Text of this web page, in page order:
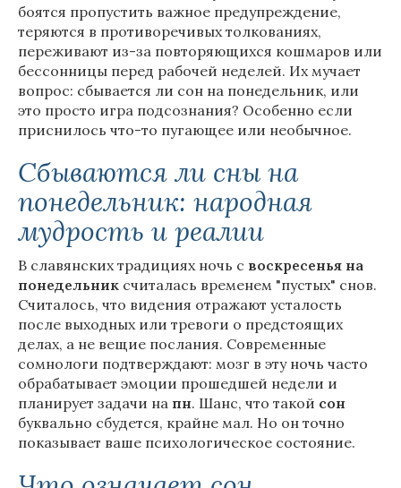
боятся пропустить важное предупреждение,
теряются в противоречивых толкованиях,
переживают из-за повторяющихся кошмаров или
бессонницы перед рабочей неделей. Их мучает
вопрос: сбывается ли сон на понедельник, или
это просто игра подсознания? Особенно если
приснилось что-то пугающее или необычное.
Сбываются ли сны на
понедельник: народная
мудрость и реалии
В славянских традициях ночь с воскресенья на
понедельник считалась временем "пустых" снов.
Считалось, что видения отражают усталость
после выходных или тревоги о предстоящих
делах, а не вещие послания. Современные
сомнологи подтверждают: мозг в эту ночь часто
обрабатывает эмоции прошедшей недели и
планирует задачи на пн. Шанс, что такой сон
буквально сбудется, крайне мал. Но он точно
показывает ваше психологическое состояние.